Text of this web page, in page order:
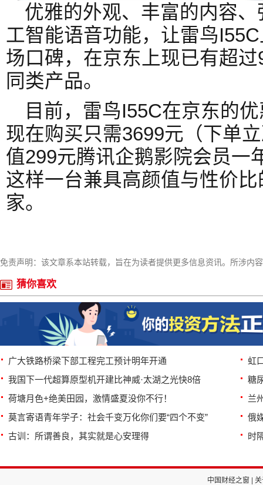
优雅的外观、丰富的内容
工智能语音功能，让雷鸟
场口碑，在京东上现已有超
同类产品。
目前，雷鸟I55C在京东的
现在购买只需3699元（下单
值299元腾讯企鹅影院会员一
这样一台兼具高颜值与性价
家。
免责声明：该文章系本站转载，旨在为读者提供更多信息资讯。所涉内
猜你喜欢
广大铁路桥梁下部工程完工预计明年开通
虹
我国下一代超算原型机开建比神威·太湖之光快8倍
糖
荷塘月色+绝美田园，激情盛夏没你不行！
兰
莫言寄语青年学子：社会千变万化你们要“四个不变”
俄
古训：所谓善良，其实就是心安理得
时
中国财经之窗 | 关